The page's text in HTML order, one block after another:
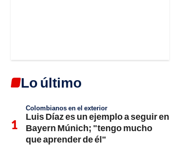
Lo último
Colombianos en el exterior
Luis Díaz es un ejemplo a seguir en
Bayern Múnich; "tengo mucho
que aprender de él"